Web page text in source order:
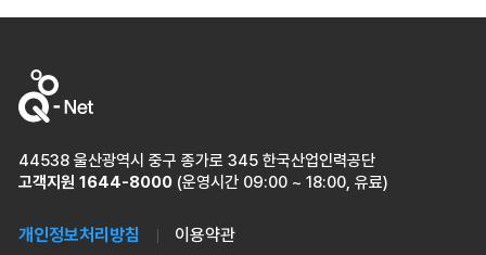
44538 울산광역시 중구 종가로 345 한국산업인력공단
고객지원 1644-8000 (운영시간 09:00 ~ 18:00, 유료)
개인정보처리방침 이용약관